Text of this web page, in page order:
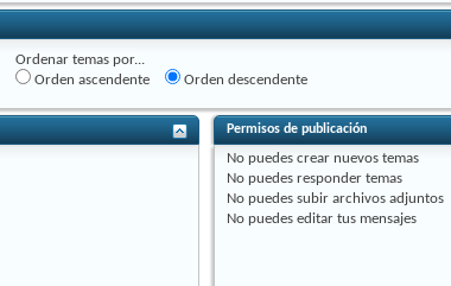
Ordenar temas por...
Orden ascendente
Orden descendente
Permisos de publicación
No puedes crear nuevos temas
No puedes responder temas
No puedes subir archivos adjuntos
No puedes editar tus mensajes